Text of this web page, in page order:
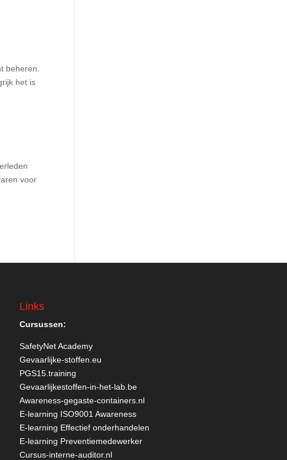
beheren.
het is
voor
Links
Cursussen:
SafetyNet Academy
Gevaarlijke-stoffen.eu
PGS15.training
Gevaarlijkestoffen-in-het-lab.be
Awareness-gegaste-containers.nl
E-learning ISO9001 Awareness
E-learning Effectief onderhandelen
E-learning Preventiemedewerker
Cursus-interne-auditor.nl